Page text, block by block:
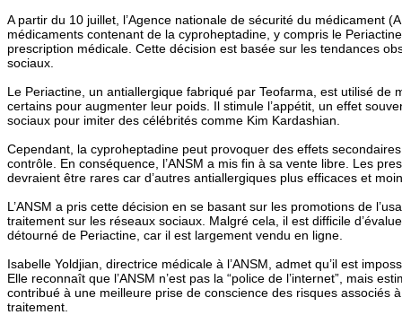
A partir du 10 juillet, l’Agence nationale de sécurité du médicament
médicaments contenant de la cyproheptadine, y compris le
prescription médicale. Cette décision est basée sur les tendances
sociaux.
Le Periactine, un antiallergique fabriqué par Teofarma, est utilisé de
certains pour augmenter leur poids. Il stimule l’appétit, un effet
sociaux pour imiter des célébrités comme Kim Kardashian.
Cependant, la cyproheptadine peut provoquer des effets
contrôle. En conséquence, l’ANSM a mis fin à sa vente libre. Les
devraient être rares car d’autres antiallergiques plus efficaces et
L’ANSM a pris cette décision en se basant sur les promotions de
traitement sur les réseaux sociaux. Malgré cela, il est difficile
détourné de Periactine, car il est largement vendu en ligne.
Isabelle Yoldjian, directrice médicale à l’ANSM, admet qu’il est
Elle reconnaît que l’ANSM n’est pas la “police de l’internet”, mais
contribué à une meilleure prise de conscience des risques associés
traitement.